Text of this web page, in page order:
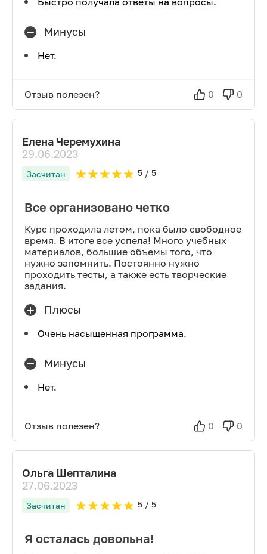
Минусы
Нет.
Отзыв полезен? 0 0
Елена Черемухина
29.06.2023
Засчитан 5/ 5
Все организовано четко
Курс проходила летом, пока было свободное
время. В итоге все успела! Много учебных
материалов, большие объемы того, что
нужно запомнить. Постоянно нужно
проходить тесты, а также есть творческие
задания.
Плюсы
Очень насыщенная программа.
Минусы
Нет.
Отзыв полезен? 0 0
Ольга Шепталина
27.06.2023
Засчитан 5/ 5
Я осталась довольна!